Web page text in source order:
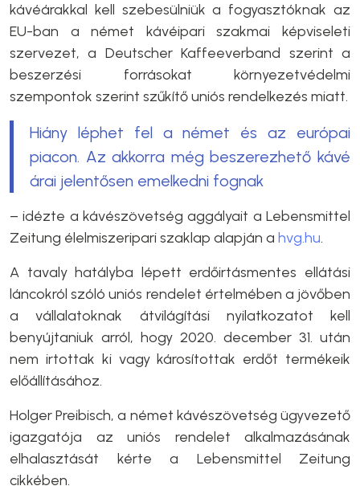
kávéárakkal kell szebesülniük a fogyasztóknak az
EU-ban a német kávéipari szakmai képviseleti
szervezet, a Deutscher Kaffeeverband szerint a
beszerzési forrásokat környezetvédelmi
szempontok szerint szűkítő uniós rendelkezés miatt.
Hiány léphet fel a német és az európai
piacon. Az akkorra még beszerezhető kávé
árai jelentősen emelkedni fognak
– idézte a kávészövetség aggályait a Lebensmittel
Zeitung élelmiszeripari szaklap alapján a hvg.hu.
A tavaly hatályba lépett erdőirtásmentes ellátási
láncokról szóló uniós rendelet értelmében a jövőben
a vállalatoknak átvilágítási nyilatkozatot kell
benyújtaniuk arról, hogy 2020. december 31. után
nem irtottak ki vagy károsítottak erdőt termékeik
előállításához.
Holger Preibisch, a német kávészövetség ügyvezető
igazgatója az uniós rendelet alkalmazásának
elhalasztását kérte a Lebensmittel Zeitung
cikkében.